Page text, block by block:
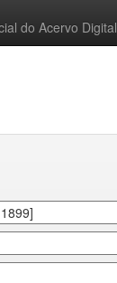
do Acervo Digital